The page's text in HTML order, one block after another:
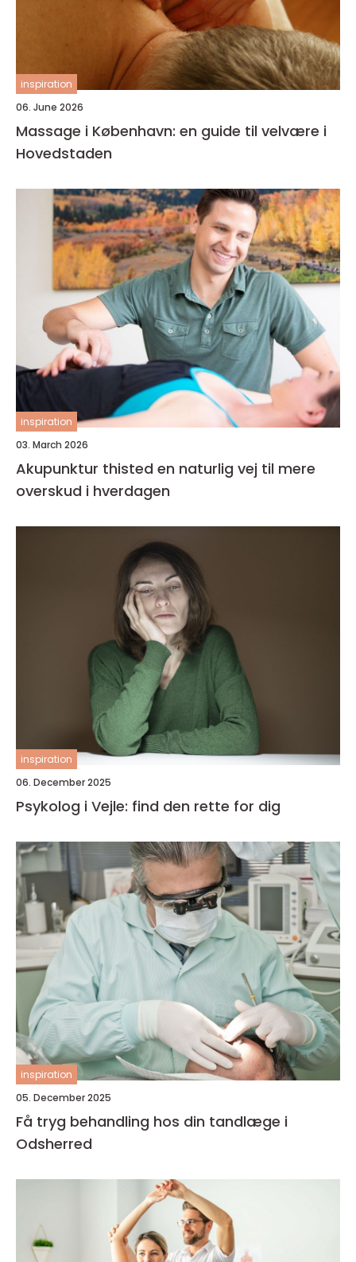
inspiration
06. June 2026
Massage i København: en guide til velvære i
Hovedstaden
inspiration
03. March 2026
Akupunktur thisted en naturlig vej til mere
overskud i hverdagen
inspiration
06. December 2025
Psykolog i Vejle: find den rette for dig
inspiration
05. December 2025
Få tryg behandling hos din tandlæge i
Odsherred